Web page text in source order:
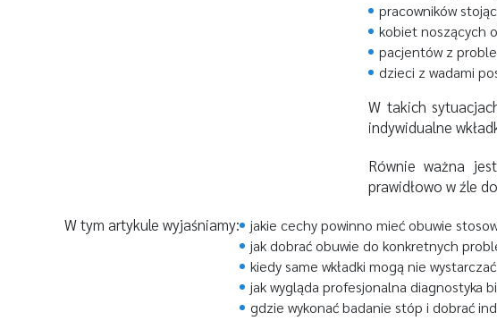
pracowników
kobiet noszących
pacjentów z
dzieci z wadami
W takich
indywidualne
Równie ważna
prawidłowo w źle
W tym artykule wyjaśniamy:
jakie cechy powinno mieć obuwie
jak dobrać obuwie do konkretnych
kiedy same wkładki mogą nie
jak wygląda profesjonalna diagnostyka
gdzie wykonać badanie stóp i dobrać